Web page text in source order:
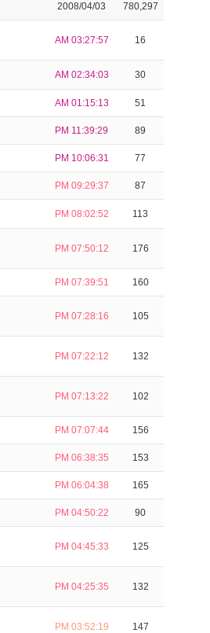
2008/04/03 780,297
AM 03:27:57 16
AM 02:34:03 30
AM 01:15:13 51
PM 11:39:29 89
PM 10:06:31 77
PM 09:29:37 87
PM 08:02:52 113
PM 07:50:12 176
PM 07:39:51 160
PM 07:28:16 105
PM 07:22:12 132
PM 07:13:22 102
PM 07:07:44 156
PM 06:38:35 153
PM 06:04:38 165
PM 04:50:22 90
PM 04:45:33 125
PM 04:25:35 132
PM 03:52:19 147